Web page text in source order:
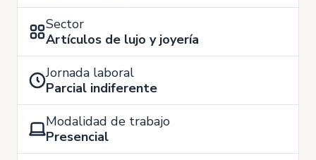
Sector
Artículos de lujo y joyería
Jornada laboral
Parcial indiferente
Modalidad de trabajo
Presencial